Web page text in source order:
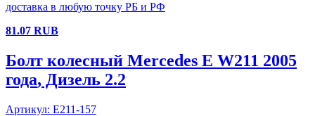
доставка в любую точку РБ и РФ
81.07 RUB
Болт колесный Mercedes E W211 2005
года, Дизель 2.2
Артикул: E211-157